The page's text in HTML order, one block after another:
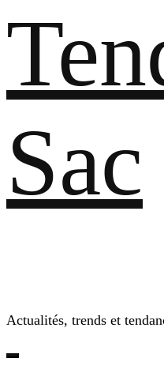
Sac
Actualités, trends et